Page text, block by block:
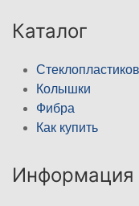
Каталог
Колышки
Фибра
Как купить
Информация